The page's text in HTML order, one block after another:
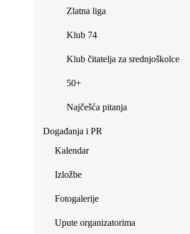
Zlatna liga
Klub 74
Klub čitatelja za srednjoškolce
50+
Najčešća pitanja
Događanja i PR
Kalendar
Izložbe
Fotogalerije
Upute organizatorima